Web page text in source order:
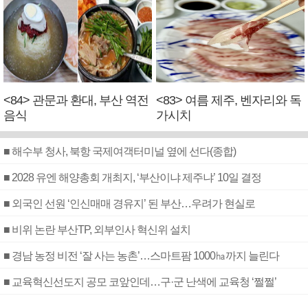
<84> 관문과 환대, 부산 역전
음식
<83> 여름 제주, 벤자리와 독
가시치
■ 해수부 청사, 북항 국제여객터미널 옆에 선다(종합)
■ 2028 유엔 해양총회 개최지, ‘부산이냐 제주냐’ 10일 결정
■ 외국인 선원 ‘인신매매 경유지’ 된 부산…우려가 현실로
■ 비위 논란 부산TP, 외부인사 혁신위 설치
■ 경남 농정 비전 ‘잘 사는 농촌’…스마트팜 1000㏊까지 늘린다
■ 교육혁신선도지 공모 코앞인데…구·군 난색에 교육청 ‘쩔쩔’